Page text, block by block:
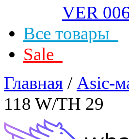
Все товары
Sale
Главная / Asic-
118 W/TH 29